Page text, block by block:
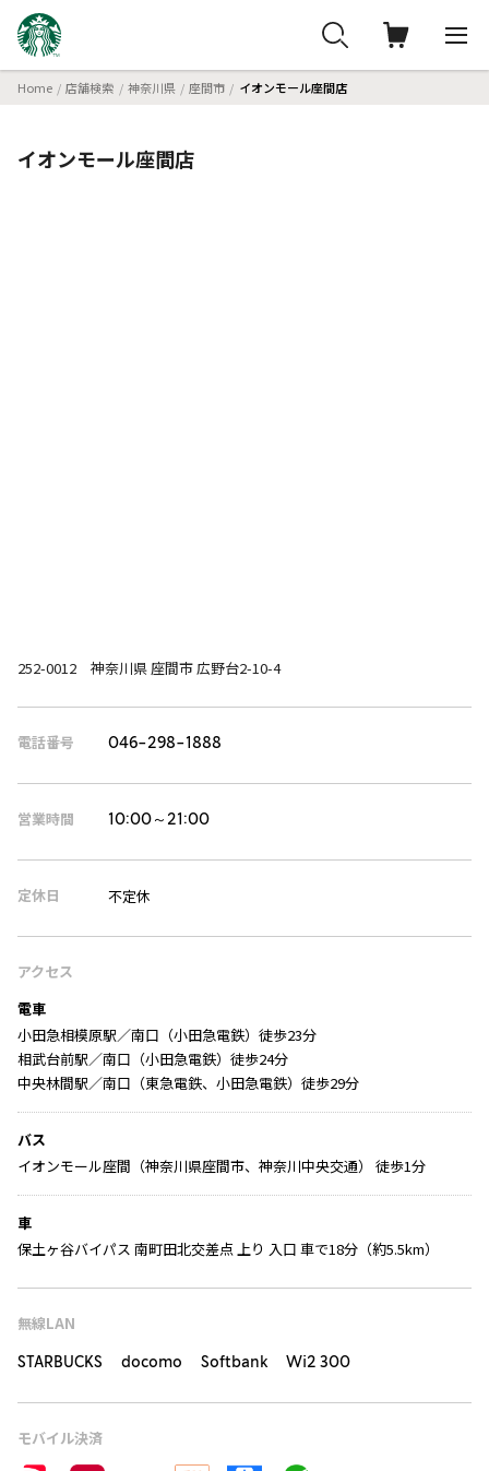
Home 店舗検索 神奈川県 座間市 イオンモール座間店
イオンモール座間店
252-0012 神奈川県 座間市 広野台2-10-4
電話番号 046-298-1888
営業時間 10:00～21:00
定休日 不定休
アクセス
電車
小田急相模原駅／南口（小田急電鉄）徒歩23分
相武台前駅／南口（小田急電鉄）徒歩24分
中央林間駅／南口（東急電鉄、小田急電鉄）徒歩29分
バス
イオンモール座間（神奈川県座間市、神奈川中央交通） 徒歩1分
車
保土ヶ谷バイパス 南町田北交差点 上り 入口 車で18分（約5.5km）
無線LAN
STARBUCKS docomo Softbank Wi2 300
モバイル決済